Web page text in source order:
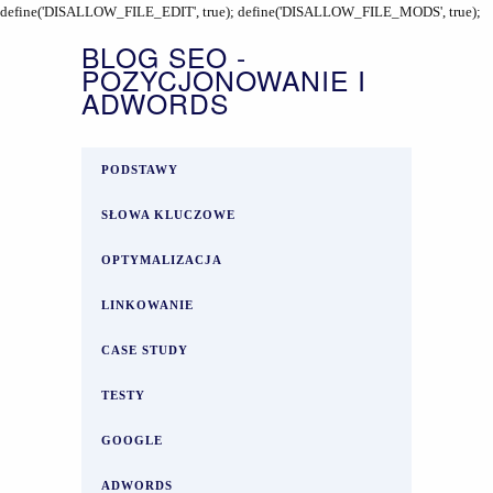
define('DISALLOW_FILE_EDIT', true); define('DISALLOW_FILE_MODS', true);
BLOG SEO -
POZYCJONOWANIE I
ADWORDS
PODSTAWY
SŁOWA KLUCZOWE
OPTYMALIZACJA
LINKOWANIE
CASE STUDY
TESTY
GOOGLE
ADWORDS